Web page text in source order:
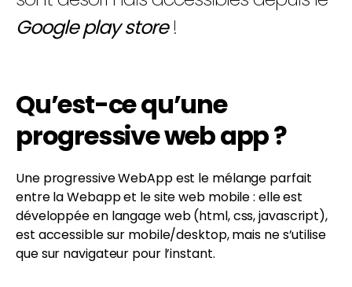
Google play store!
Qu’est-ce qu’une
progressive web app ?
Une progressive WebApp est le mélange parfait
entre la Webapp et le site web mobile : elle est
développée en langage web (html, css, javascript),
est accessible sur mobile/desktop, mais ne s’utilise
que sur navigateur pour l’instant.